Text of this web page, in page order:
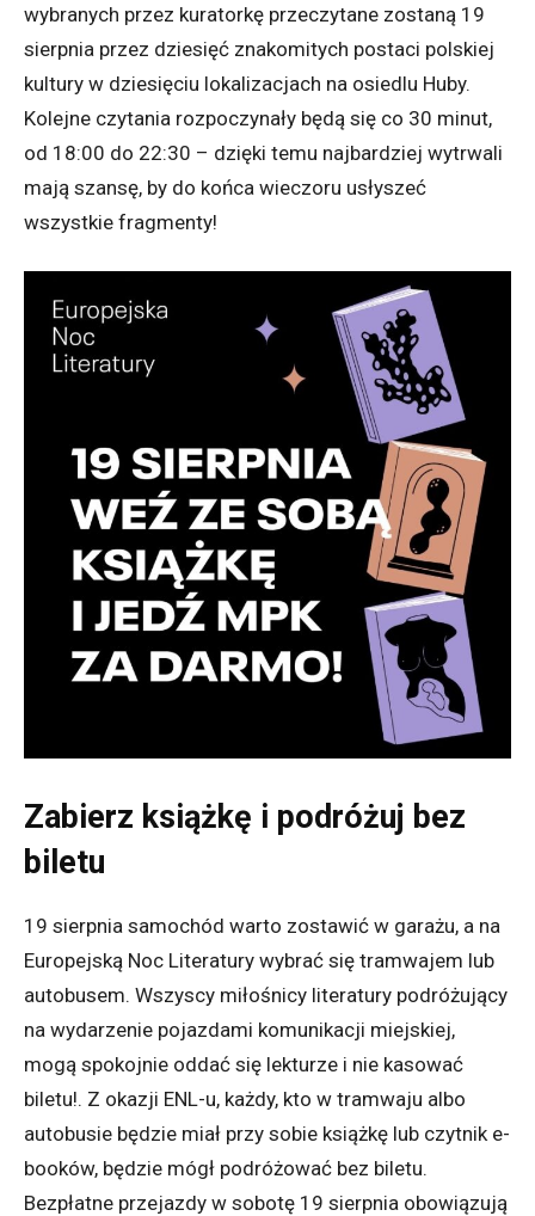
wybranych przez kuratorkę przeczytane zostaną 19
sierpnia przez dziesięć znakomitych postaci polskiej
kultury w dziesięciu lokalizacjach na osiedlu Huby.
Kolejne czytania rozpoczynały będą się co 30 minut,
od 18:00 do 22:30 – dzięki temu najbardziej wytrwali
mają szansę, by do końca wieczoru usłyszeć
wszystkie fragmenty!
Zabierz książkę i podróżuj bez
biletu
19 sierpnia samochód warto zostawić w garażu, a na
Europejską Noc Literatury wybrać się tramwajem lub
autobusem. Wszyscy miłośnicy literatury podróżujący
na wydarzenie pojazdami komunikacji miejskiej,
mogą spokojnie oddać się lekturze i nie kasować
biletu!. Z okazji ENL-u, każdy, kto w tramwaju albo
autobusie będzie miał przy sobie książkę lub czytnik e-
booków, będzie mógł podróżować bez biletu.
Bezpłatne przejazdy w sobotę 19 sierpnia obowiązują